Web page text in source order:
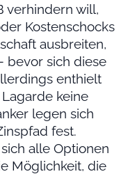
verhindern will,
Kostenschocks
ausbreiten,
bevor sich diese
enthielt
keine
legen sich
fest.
alle Optionen
Möglichkeit, die